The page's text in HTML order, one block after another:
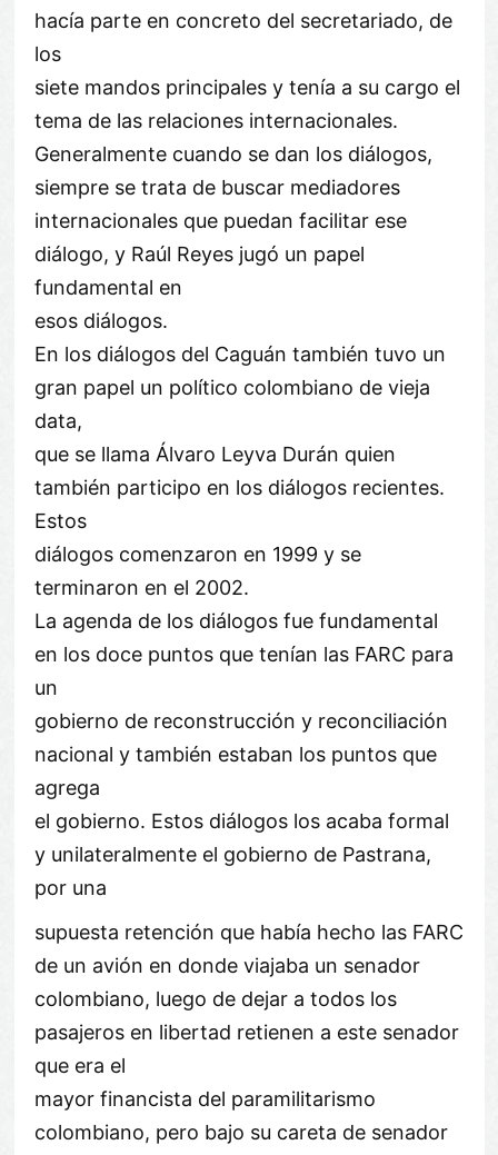
hacía parte en concreto del secretariado, de
los
siete mandos principales y tenía a su cargo el
tema de las relaciones internacionales.
Generalmente cuando se dan los diálogos,
siempre se trata de buscar mediadores
internacionales que puedan facilitar ese
diálogo, y Raúl Reyes jugó un papel
fundamental en
esos diálogos.
En los diálogos del Caguán también tuvo un
gran papel un político colombiano de vieja
data,
que se llama Álvaro Leyva Durán quien
también participo en los diálogos recientes.
Estos
diálogos comenzaron en 1999 y se
terminaron en el 2002.
La agenda de los diálogos fue fundamental
en los doce puntos que tenían las FARC para
un
gobierno de reconstrucción y reconciliación
nacional y también estaban los puntos que
agrega
el gobierno. Estos diálogos los acaba formal
y unilateralmente el gobierno de Pastrana,
por una
supuesta retención que había hecho las FARC
de un avión en donde viajaba un senador
colombiano, luego de dejar a todos los
pasajeros en libertad retienen a este senador
que era el
mayor financista del paramilitarismo
colombiano, pero bajo su careta de senador